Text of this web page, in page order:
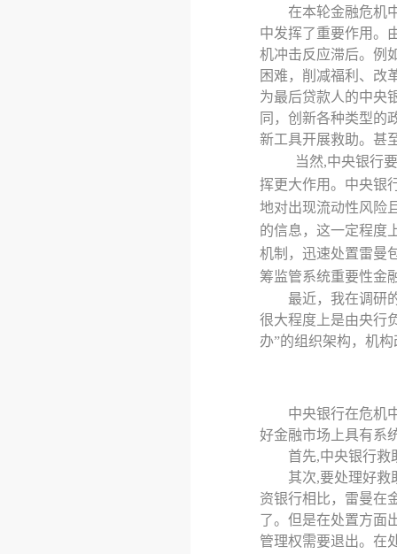
在本轮金融危机
中发挥了重要作用。
机冲击反应滞后。例
困难，削减福利、改
为最后贷款人的中央
同，创新各种类型的
新工具开展救助。甚
当然,中央银行
挥更大作用。中央银
地对出现流动性风险
的信息，这一定程度
机制，迅速处置雷曼
筹监管系统重要性金
最近，我在调研
很大程度上是由央行
办”的组织架构，机
中央银行在危机
好金融市场上具有系
首先,中央银行救
其次,要处理好救
资银行相比，雷曼在
了。但是在处置方面
管理权需要退出。在